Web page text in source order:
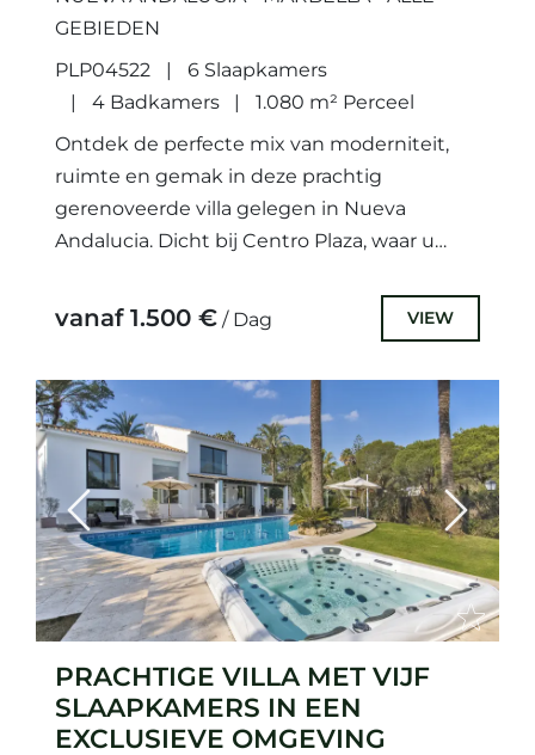
GEBIEDEN
PLP04522
6 Slaapkamers
4 Badkamers
1.080 m² Perceel
Ontdek de perfecte mix van moderniteit,
ruimte en gemak in deze prachtig
gerenoveerde villa gelegen in Nueva
Andalucia. Dicht bij Centro Plaza, waar u
vanaf 1.500 € / Dag VIEW
Previous Next
PRACHTIGE VILLA MET VIJF
SLAAPKAMERS IN EEN
EXCLUSIEVE OMGEVING